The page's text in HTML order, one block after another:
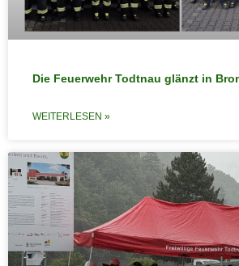
Die Feuerwehr Todtnau glänzt in
WEITERLESEN »